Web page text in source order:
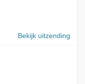
Bekijk uitzending